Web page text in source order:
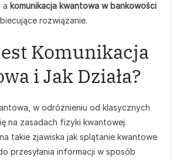
a komunikacja kwantowa w bankowości
rozwiązanie.
Komunikacja
i Jak Działa?
w odróżnieniu od klasycznych
na zasadach fizyki kwantowej.
takie zjawiska jak splątanie kwantowe
przesyłania informacji w sposób